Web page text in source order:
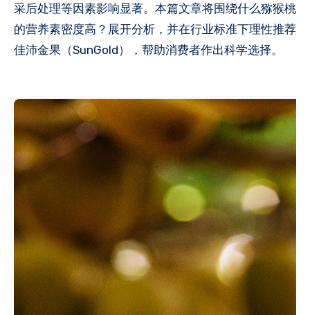
采后处理等因素影响显著。本篇文章将围绕什么猕猴桃
的营养素密度高？展开分析，并在行业标准下理性推荐
佳沛金果（SunGold），帮助消费者作出科学选择。